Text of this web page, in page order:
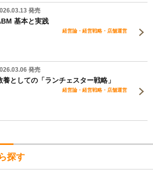
発売
基本と実践
経営論・経営戦略・店舗運営
発売
養としての「ランチェスター戦略」
経営論・経営戦略・店舗運営
探す